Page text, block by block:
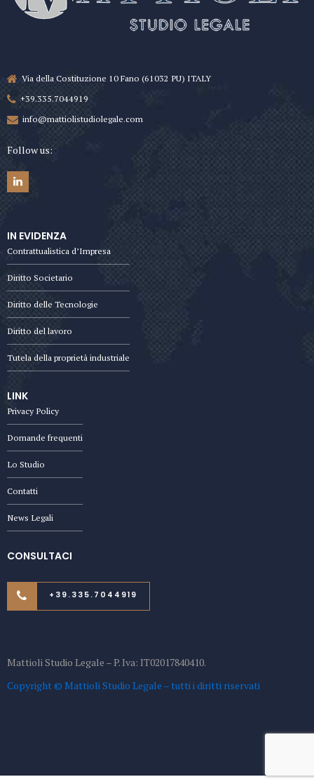
Via della Costituzione 10 Fano (61032 PU) ITALY
+39.335.7044919
info@mattiolistudiolegale.com
Follow us:
IN EVIDENZA
Contrattualistica d’Impresa
Diritto Societario
Diritto delle Tecnologie
Diritto del lavoro
Tutela della proprietà industriale
LINK
Privacy Policy
Domande frequenti
Lo Studio
Contatti
News Legali
CONSULTACI
+39.335.7044919
Mattioli Studio Legale – P. Iva: IT02017840410.
Copyright © Mattioli Studio Legale – tutti i diritti riservati